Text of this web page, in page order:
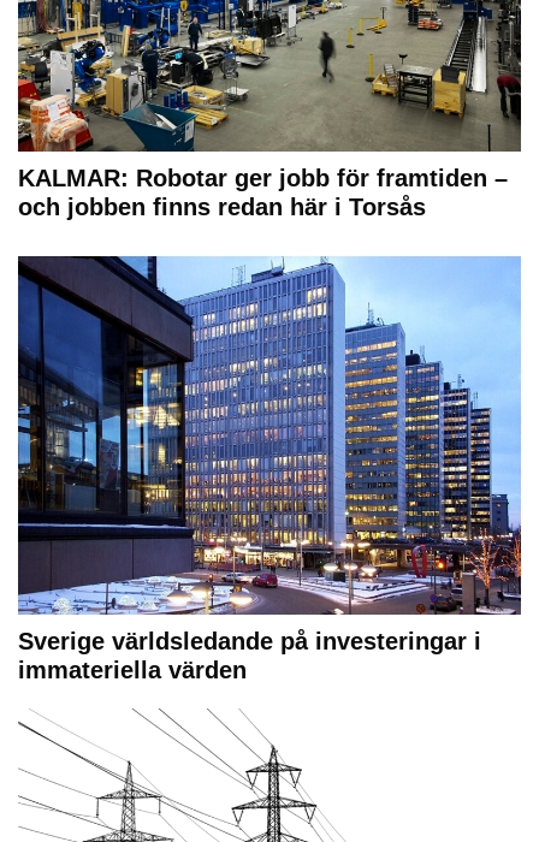
KALMAR: Robotar ger jobb för framtiden –
och jobben finns redan här i Torsås
Sverige världsledande på investeringar i
immateriella värden